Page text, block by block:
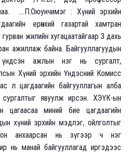
....П.Оюунчимэг : Хүний эрхийн
ерөнхий газартай хамтран
жилийн хугацаатайгаар 3 дахь
ажиллаж байна. Байгууллагуудын
үндсэн ажлын нэг нь сургалт,
Хүний эрхийн Үндэсний Комисс
л цагдаагийн байгууллагын алба
сургалтыг явуулж ирсэн. ХЭҮК-ын
цагаасаа миний бие цагдаагийн
хүний эрхийн мэдлэг, ойлголтыг
анхаарсан нь зүгээр ч нэг
нь манай байгууллагад иргэдээс